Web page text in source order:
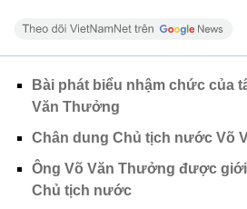
Bài phát biểu nhậm chức của
Văn Thưởng
Chân dung Chủ tịch nước Võ
Ông Võ Văn Thưởng được
Chủ tịch nước